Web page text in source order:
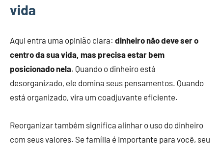
vida
Aqui entra uma opinião clara: dinheiro não deve ser o
centro da sua vida, mas precisa estar bem
posicionado nela. Quando o dinheiro está
desorganizado, ele domina seus pensamentos. Quando
está organizado, vira um coadjuvante eficiente.
Reorganizar também significa alinhar o uso do dinheiro
com seus valores. Se família é importante para você, seu